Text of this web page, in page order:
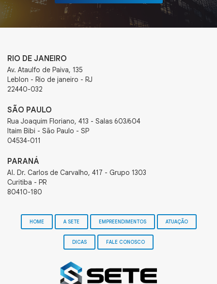
RIO DE JANEIRO
Av. Ataulfo de Paiva, 135
Leblon - Rio de janeiro - RJ
22440-032
SÃO PAULO
Rua Joaquim Floriano, 413 - Salas 603/604
Itaim Bibi - São Paulo - SP
04534-011
PARANÁ
Al. Dr. Carlos de Carvalho, 417 - Grupo 1303
Curitiba - PR
80410-180
HOME A SETE EMPREENDIMENTOS ATUAÇÃO
DICAS FALE CONOSCO